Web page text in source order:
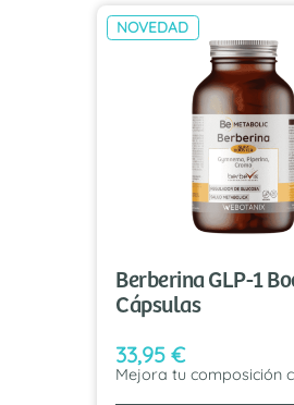
NOVEDAD
Berberina GLP-1
Cápsulas
33,95 €
Mejora tu composición